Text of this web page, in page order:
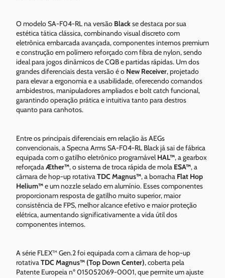
O modelo SA-F04-RL na versão Blackse destaca por sua
estética tática clássica, combinando visual discreto com
eletrônica embarcada avançada, componentes internos premium
e construção em polímero reforçado com fibra de nylon, sendo
ideal para jogos dinâmicos de CQB e partidas rápidas. Um dos
grandes diferenciais desta versão é o New Receiver, projetado
para elevar a ergonomia e a usabilidade, oferecendo comandos
ambidestros, manipuladores ampliados e bolt catch funcional,
garantindo operação prática e intuitiva tanto para destros
quanto para canhotos.
Entre os principais diferenciais em relação às AEGs
convencionais, a Specna Arms SA-F04-RL Black já sai de fábrica
equipada com o gatilho eletrônico programável HAL™, a gearbox
reforçada Æther™, o sistema de troca rápida de mola ESA™, a
câmara de hop-up rotativa TDC Magnus™, a borracha Flat Hop
Helium™e um nozzle selado em alumínio. Esses componentes
proporcionam resposta de gatilho muito superior, maior
consistência de FPS, melhor alcance efetivo e maior proteção
elétrica, aumentando significativamente a vida útil dos
componentes internos.
A série FLEX™ Gen.2 foi equipada com a câmara de hop-up
rotativa TDC Magnus™ (Top Down Center), coberta pela
Patente Europeia nº 015052069-0001, que permite um ajuste